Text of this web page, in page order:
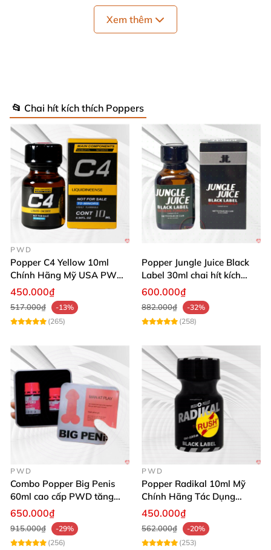
sẽ hết không phải là tác dụng phụ
Xem thêm
📂 Chai hít kích thích Poppers
PWD
Popper C4 Yellow 10ml
Chính Hãng Mỹ USA PWD
Cho Nam Nữ
450.000₫
517.000₫
-13%
(265)
Popper Jungle Juice Black
Label 30ml chai hít kích
thích ham muốn mạnh
600.000₫
882.000₫
-32%
(258)
PWD
Combo Popper Big Penis
60ml cao cấp PWD tăng
khoái cảm Top Bot
650.000₫
915.000₫
-29%
(256)
PWD
Popper Radikal 10ml Mỹ
Chính Hãng Tác Dụng
Mạnh Dịu Êm
450.000₫
562.000₫
-20%
(253)